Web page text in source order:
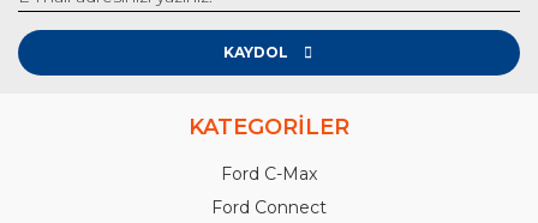
KAYDOL
KATEGORİLER
Ford C-Max
Ford Connect